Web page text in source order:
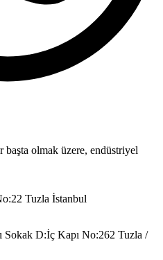
olmak üzere, endüstriyel
Tuzla İstanbul
Sokak D:İç Kapı No:262 Tuzla /